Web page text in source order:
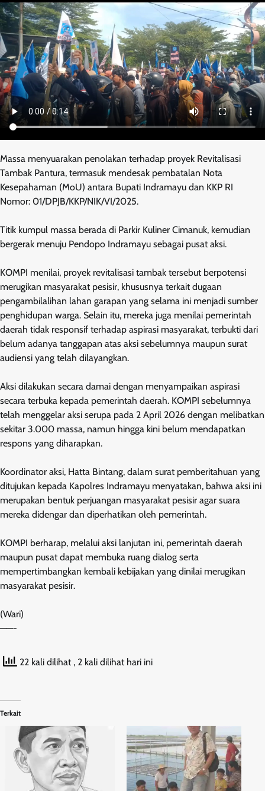
Massa menyuarakan penolakan terhadap proyek Revitalisasi
Tambak Pantura, termasuk mendesak pembatalan Nota
Kesepahaman (MoU) antara Bupati Indramayu dan KKP RI
Nomor: 01/DPJB/KKP/NIK/VI/2025.
Titik kumpul massa berada di Parkir Kuliner Cimanuk, kemudian
bergerak menuju Pendopo Indramayu sebagai pusat aksi.
KOMPI menilai, proyek revitalisasi tambak tersebut berpotensi
merugikan masyarakat pesisir, khususnya terkait dugaan
pengambilalihan lahan garapan yang selama ini menjadi sumber
penghidupan warga. Selain itu, mereka juga menilai pemerintah
daerah tidak responsif terhadap aspirasi masyarakat, terbukti dari
belum adanya tanggapan atas aksi sebelumnya maupun surat
audiensi yang telah dilayangkan.
Aksi dilakukan secara damai dengan menyampaikan aspirasi
secara terbuka kepada pemerintah daerah. KOMPI sebelumnya
telah menggelar aksi serupa pada 2 April 2026 dengan melibatkan
sekitar 3.000 massa, namun hingga kini belum mendapatkan
respons yang diharapkan.
Koordinator aksi, Hatta Bintang, dalam surat pemberitahuan yang
ditujukan kepada Kapolres Indramayu menyatakan, bahwa aksi ini
merupakan bentuk perjuangan masyarakat pesisir agar suara
mereka didengar dan diperhatikan oleh pemerintah.
KOMPI berharap, melalui aksi lanjutan ini, pemerintah daerah
maupun pusat dapat membuka ruang dialog serta
mempertimbangkan kembali kebijakan yang dinilai merugikan
masyarakat pesisir.
(Wari)
——-
22 kali dilihat , 2 kali dilihat hari ini
Terkait